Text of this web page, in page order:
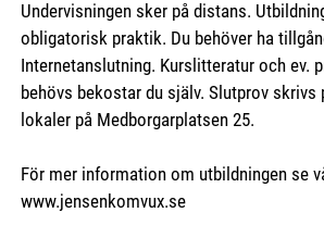
Undervisningen sker på distans.
obligatorisk praktik. Du behöver ha
Internetanslutning. Kurslitteratur och ev.
behövs bekostar du själv. Slutprov skrivs
lokaler på Medborgarplatsen 25.
För mer information om utbildningen se
www.jensenkomvux.se